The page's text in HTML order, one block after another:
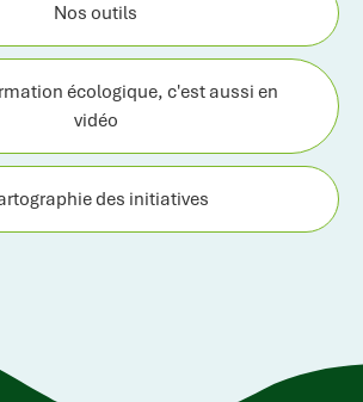
Nos outils
écologique, c'est aussi en
vidéo
des initiatives